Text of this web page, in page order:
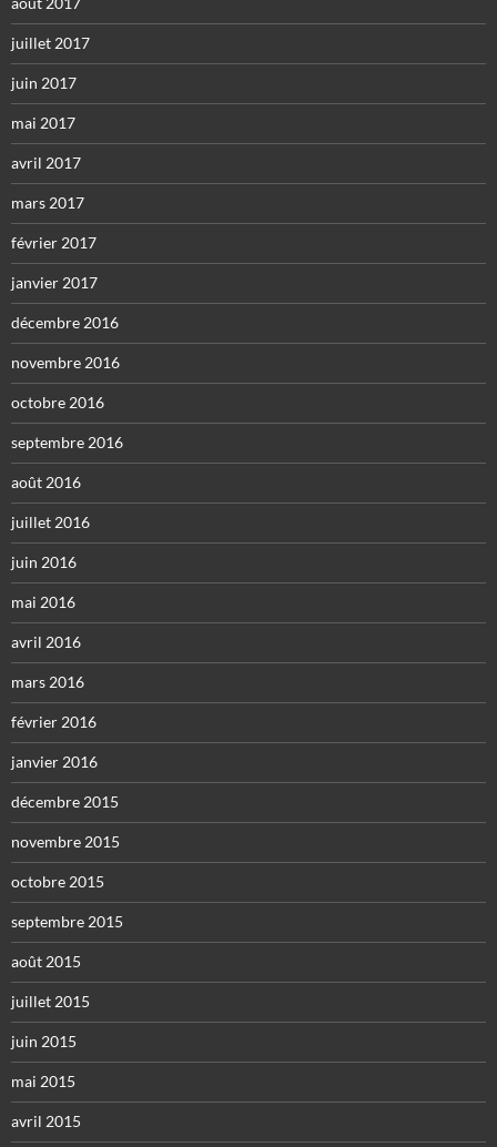
juillet 2017
juin 2017
mai 2017
avril 2017
mars 2017
février 2017
janvier 2017
décembre 2016
novembre 2016
octobre 2016
septembre 2016
août 2016
juillet 2016
juin 2016
mai 2016
avril 2016
mars 2016
février 2016
janvier 2016
décembre 2015
novembre 2015
octobre 2015
septembre 2015
août 2015
juillet 2015
juin 2015
mai 2015
avril 2015